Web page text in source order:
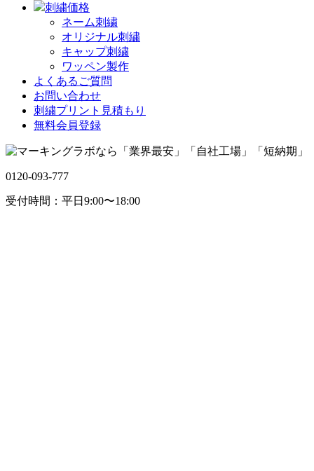
刺繍価格
ネーム刺繍
オリジナル刺繍
キャップ刺繍
ワッペン製作
よくあるご質問
お問い合わせ
刺繍プリント見積もり
無料会員登録
0120-093-777
受付時間：平日9:00〜18:00